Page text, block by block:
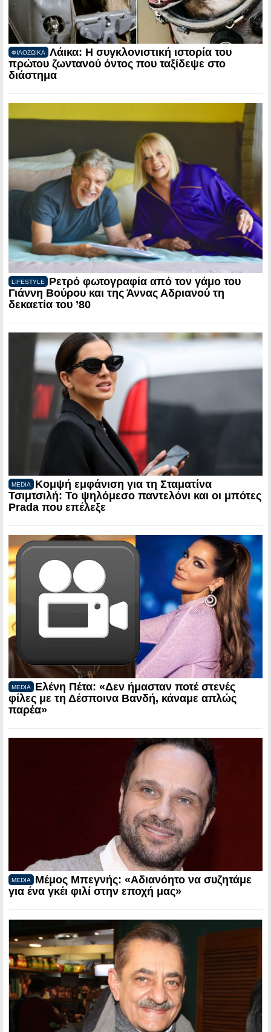
ΦΙΛΟΖΩΙΚΑ
Λάικα: Η συγκλονιστική ιστορία του
πρώτου ζωντανού όντος που ταξίδεψε στο
διάστημα
LIFESTYLE
Ρετρό φωτογραφία από τον γάμο του
Γιάννη Βούρου και της Άννας Αδριανού τη
δεκαετία του ’80
MEDIA
Κομψή εμφάνιση για τη Σταματίνα
Τσιμτσιλή: Το ψηλόμεσο παντελόνι και οι μπότες
Prada που επέλεξε
MEDIA
Ελένη Πέτα: «Δεν ήμασταν ποτέ στενές
φίλες με τη Δέσποινα Βανδή, κάναμε απλώς
παρέα»
MEDIA
Μέμος Μπεγνής: «Αδιανόητο να συζητάμε
για ένα γκέι φιλί στην εποχή μας»